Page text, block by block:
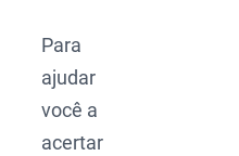
Para
ajudar
você a
acertar